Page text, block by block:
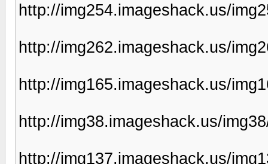
http://img254.imageshack.us/
http://img262.imageshack.us/
http://img165.imageshack.us/
http://img38.imageshack.us/
http://img137.imageshack.us/